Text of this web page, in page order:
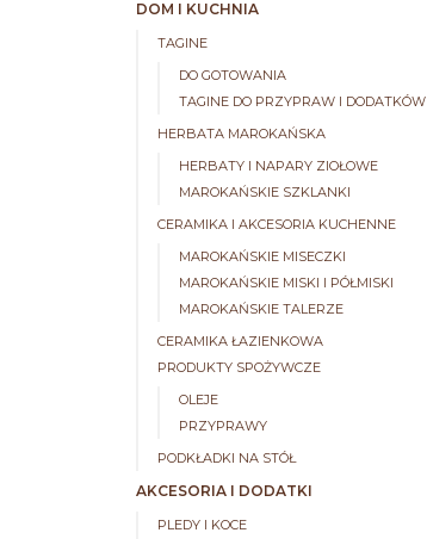
DOM I KUCHNIA
TAGINE
DO GOTOWANIA
TAGINE DO PRZYPRAW I DODATKÓW
HERBATA MAROKAŃSKA
HERBATY I NAPARY ZIOŁOWE
MAROKAŃSKIE SZKLANKI
CERAMIKA I AKCESORIA KUCHENNE
MAROKAŃSKIE MISECZKI
MAROKAŃSKIE MISKI I PÓŁMISKI
MAROKAŃSKIE TALERZE
CERAMIKA ŁAZIENKOWA
PRODUKTY SPOŻYWCZE
OLEJE
PRZYPRAWY
PODKŁADKI NA STÓŁ
AKCESORIA I DODATKI
PLEDY I KOCE